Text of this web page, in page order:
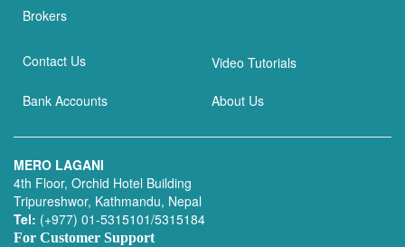
Brokers
Contact Us Video Tutorials
Bank Accounts About Us
MERO LAGANI
4th Floor, Orchid Hotel Building
Tripureshwor, Kathmandu, Nepal
Tel: (+977) 01-5315101/5315184
For Customer Support